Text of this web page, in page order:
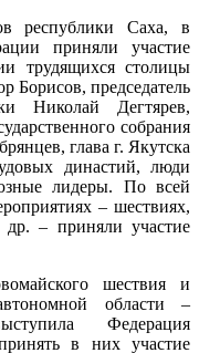
республики Саха, в
приняли участие
трудящихся столицы
Борисов, председатель
Николай Дегтярев,
собрания
глава г. Якутска
династий, люди
лидеры. По всей
– шествиях,
– приняли участие
шествия и
области –
Федерация
в них участие